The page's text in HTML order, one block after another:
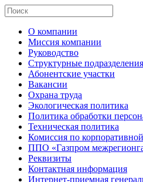
О компании
Миссия компании
Руководство
Структурные подразделения
Абонентские участки
Вакансии
Охрана труда
Экологическая политика
Политика обработки
Техническая политика
Комиссия по
ППО «Газпром
Реквизиты
Контактная информация
Интернет-приемная